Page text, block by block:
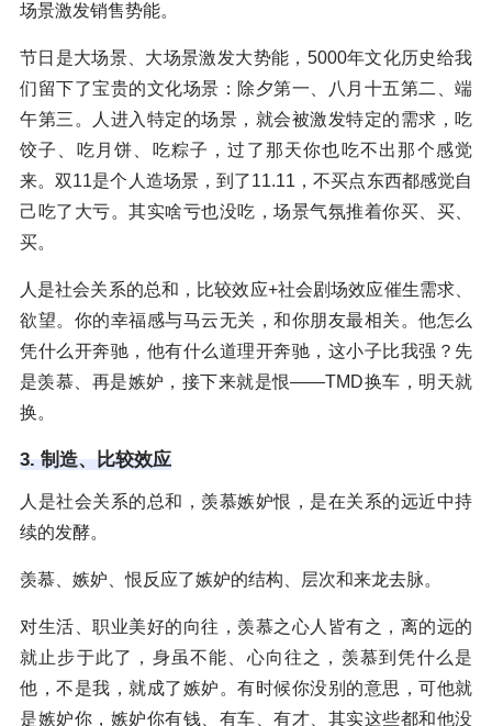
场景激发销售势能。
节日是大场景、大场景激发大势能，5000年文化历史给我
们留下了宝贵的文化场景：除夕第一、八月十五第二、端
午第三。人进入特定的场景，就会被激发特定的需求，吃
饺子、吃月饼、吃粽子，过了那天你也吃不出那个感觉
来。双11是个人造场景，到了11.11，不买点东西都感觉自
己吃了大亏。其实啥亏也没吃，场景气氛推着你买、买、
买。
人是社会关系的总和，比较效应+社会剧场效应催生需求、
欲望。你的幸福感与马云无关，和你朋友最相关。他怎么
凭什么开奔驰，他有什么道理开奔驰，这小子比我强？先
是羡慕、再是嫉妒，接下来就是恨——TMD换车，明天就
换。
3. 制造、比较效应
人是社会关系的总和，羡慕嫉妒恨，是在关系的远近中持
续的发酵。
羡慕、嫉妒、恨反应了嫉妒的结构、层次和来龙去脉。
对生活、职业美好的向往，羡慕之心人皆有之，离的远的
就止步于此了，身虽不能、心向往之，羡慕到凭什么是
他，不是我，就成了嫉妒。有时候你没别的意思，可他就
是嫉妒你，嫉妒你有钱、有车、有才、其实这些都和他没